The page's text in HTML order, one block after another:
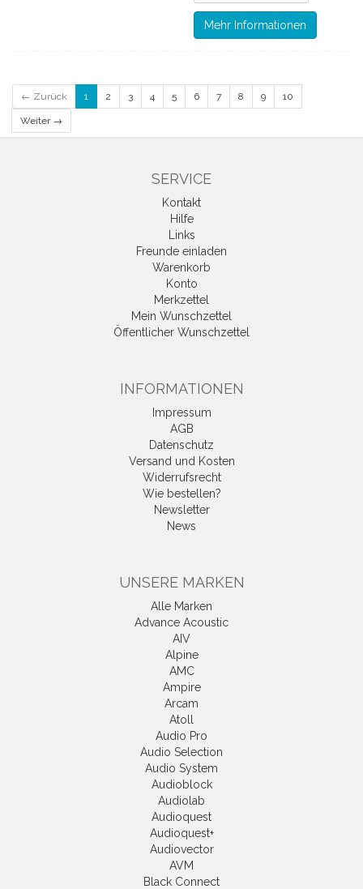
Mehr Informationen
← Zurück 1 2 3 4 5 6 7 8 9 10
Weiter →
SERVICE
Kontakt
Hilfe
Links
Freunde einladen
Warenkorb
Konto
Merkzettel
Mein Wunschzettel
Öffentlicher Wunschzettel
INFORMATIONEN
Impressum
AGB
Datenschutz
Versand und Kosten
Widerrufsrecht
Wie bestellen?
Newsletter
News
UNSERE MARKEN
Alle Marken
Advance Acoustic
AIV
Alpine
AMC
Ampire
Arcam
Atoll
Audio Pro
Audio Selection
Audio System
Audioblock
Audiolab
Audioquest
Audioquest+
Audiovector
AVM
Black Connect